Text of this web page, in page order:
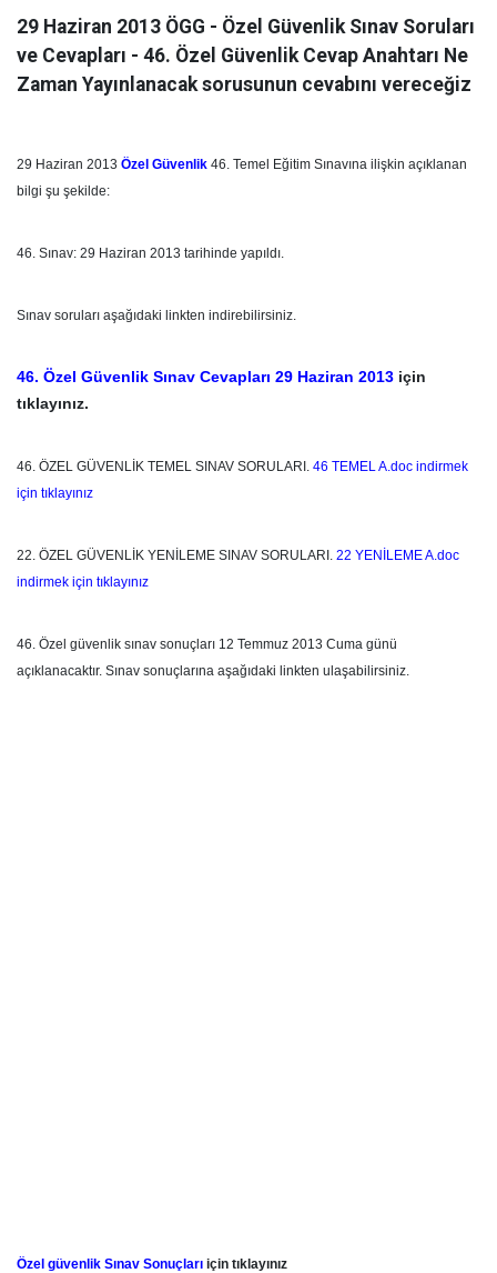
29 Haziran 2013 ÖGG - Özel Güvenlik Sınav Soruları
ve Cevapları - 46. Özel Güvenlik Cevap Anahtarı Ne
Zaman Yayınlanacak sorusunun cevabını vereceğiz
29 Haziran 2013 Özel Güvenlik 46. Temel Eğitim Sınavına ilişkin açıklanan
bilgi şu şekilde:
46. Sınav: 29 Haziran 2013 tarihinde yapıldı.
Sınav soruları aşağıdaki linkten indirebilirsiniz.
46. Özel Güvenlik Sınav Cevapları 29 Haziran 2013 için
tıklayınız.
46. ÖZEL GÜVENLİK TEMEL SINAV SORULARI. 46 TEMEL A.doc indirmek
için tıklayınız
22. ÖZEL GÜVENLİK YENİLEME SINAV SORULARI. 22 YENİLEME A.doc
indirmek için tıklayınız
46. Özel güvenlik sınav sonuçları 12 Temmuz 2013 Cuma günü
açıklanacaktır. Sınav sonuçlarına aşağıdaki linkten ulaşabilirsiniz.
Özel güvenlik Sınav Sonuçları için tıklayınız